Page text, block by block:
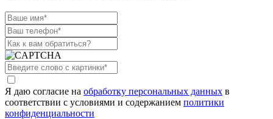
Я даю согласие на обработку персональных данных в
соответствии с условиями и содержанием политики
конфиденциальности